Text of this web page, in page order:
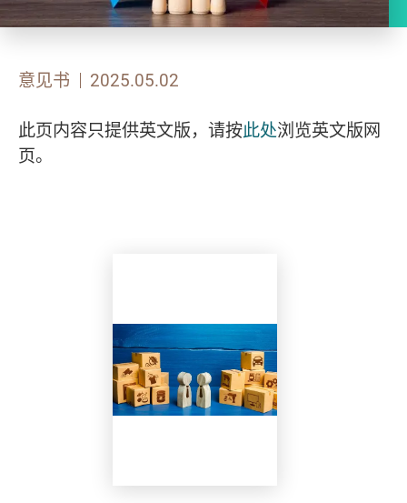
意见书 2025.05.02
此页内容只提供英文版，请按此处浏览英文版网
页。